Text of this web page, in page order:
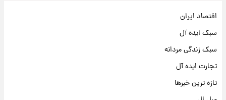
اقتصاد ایران
سبک ایده آل
سبک زندگی مردانه
تجارت ایده آل
تازه ترین خبرها